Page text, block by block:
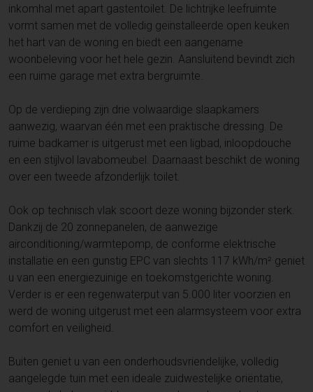
inkomhal met apart gastentoilet. De lichtrijke leefruimte
vormt samen met de volledig geïnstalleerde open keuken
het hart van de woning en biedt een aangename
woonbeleving voor het hele gezin. Aansluitend bevindt zich
een ruime garage met extra bergruimte.
Op de verdieping zijn drie volwaardige slaapkamers
aanwezig, waarvan één met een praktische dressing. De
ruime badkamer is uitgerust met een ligbad, inloopdouche
en een stijlvol lavabomeubel. Daarnaast beschikt de woning
over een tweede afzonderlijk toilet.
Ook op technisch vlak scoort deze woning bijzonder sterk.
Dankzij de 20 zonnepanelen, de aanwezige
airconditioning/warmtepomp, de conforme elektrische
installatie en een gunstig EPC van slechts 117 kWh/m² geniet
u van een energiezuinige en toekomstgerichte woning.
Verder is er een regenwaterput van 5.000 liter voorzien en
werd de woning uitgerust met een alarmsysteem voor extra
comfort en veiligheid.
Buiten geniet u van een onderhoudsvriendelijke, volledig
aangelegde tuin met een ideale zuidwestelijke oriëntatie,